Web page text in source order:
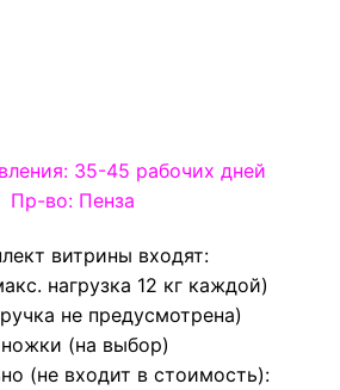
35-45 рабочих дней
Пр-во: Пенза
витрины входят:
нагрузка 12 кг каждой)
не предусмотрена)
(на выбор)
(не входит в стоимость):